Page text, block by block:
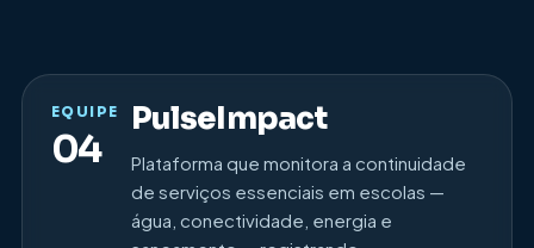
EQUIPE
04
PulseImpact
Plataforma que monitora a continuidade
de serviços essenciais em escolas —
água, conectividade, energia e